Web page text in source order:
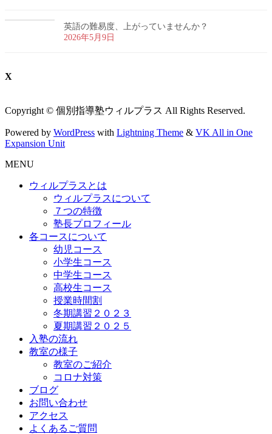
英語の難易度、上がっていませんか？
2026年5月9日
X
Copyright © 個別指導塾ウィルプラス All Rights Reserved.
Powered by WordPress with Lightning Theme & VK All in One
Expansion Unit
MENU
ウィルプラスとは
ウィルプラスについて
７つの特徴
塾長プロフィール
各コースについて
幼児コース
小学生コース
中学生コース
高校生コース
授業時間割
冬期講習２０２３
夏期講習２０２５
入塾の流れ
教室の様子
教室のご紹介
コロナ対策
ブログ
お問い合わせ
アクセス
よくあるご質問